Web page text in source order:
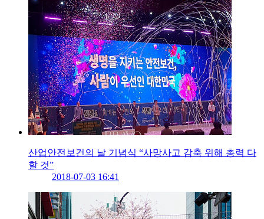
산업안전보건의 날 기념식 “사망사고 감축 위해 총력 다
할 것”
2018-07-03 16:41